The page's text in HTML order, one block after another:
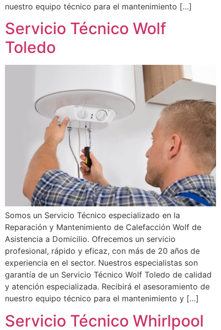
nuestro equipo técnico para el mantenimiento […]
Servicio Técnico Wolf
Toledo
Somos un Servicio Técnico especializado en la
Reparación y Mantenimiento de Calefacción Wolf de
Asistencia a Domicilio. Ofrecemos un servicio
profesional, rápido y eficaz, con más de 20 años de
experiencia en el sector. Nuestros especialistas son
garantía de un Servicio Técnico Wolf Toledo de calidad
y atención especializada. Recibirá el asesoramiento de
nuestro equipo técnico para el mantenimiento y […]
Servicio Técnico Whirlpool